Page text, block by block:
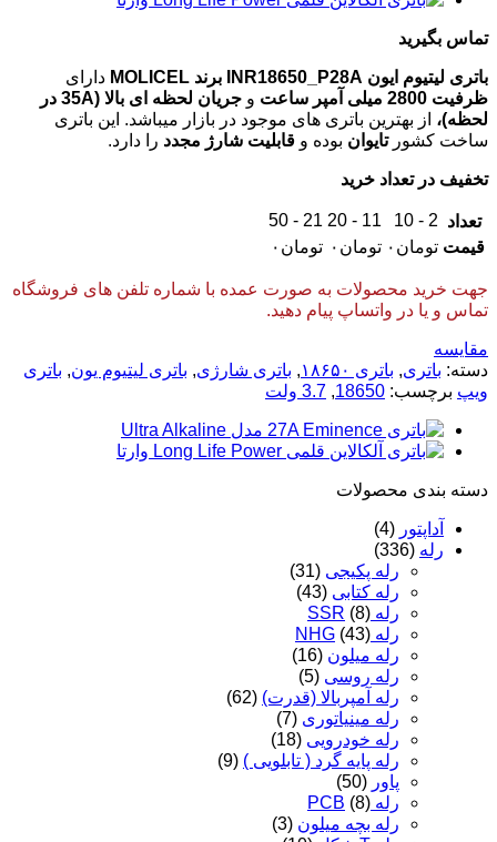
تماس بگیرید
باتری لیتیوم ایون INR18650_P28A برند MOLICEL
دارای
ظرفیت 2800 میلی آمپر ساعت
و جریان لحظه ای بالا
(35A در
لحظه)، از بهترین باتری های موجود در بازار میباشد. این باتری
ساخت کشورتایوان بوده و قابلیت شارژ مجدد را دارد.
تخفیف در تعداد خرید
تعداد 2 - 10
11 - 20
21 - 50
قیمت تومان ۰ تومان ۰ تومان ۰
جهت خرید محصولات به صورت عمده با شماره تلفن های فروشگاه
تماس و یا در واتساپ پیام دهید.
مقایسه
دسته: باتری, باتری ۱۸۶۵۰ , باتری شارژی, باتری لیتیوم یون, باتری
ویپ برچسب: 18650
, 3.7 ولت
دسته‌ بندی محصولات
آداپتور (4)
رله (336)
رله پکیجی (31)
رله کتابی (43)
رله SSR (8)
رله NHG (43)
رله میلون (16)
رله روسی (5)
رله آمپربالا (قدرت) (62)
رله مینیاتوری (7)
رله خودرویی (18)
رله پایه گرد ( تابلویی ) (9)
پاور (50)
رله PCB (8)
رله بچه میلون (3)